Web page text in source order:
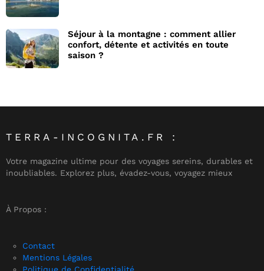
Séjour à la montagne : comment allier
confort, détente et activités en toute
saison ?
TERRA-INCOGNITA.FR :
Votre magazine ultime pour des voyages sereins, durables et
inoubliables. Explorez plus, évadez-vous, voyagez mieux
À Propos :
Contact
Mentions Légales